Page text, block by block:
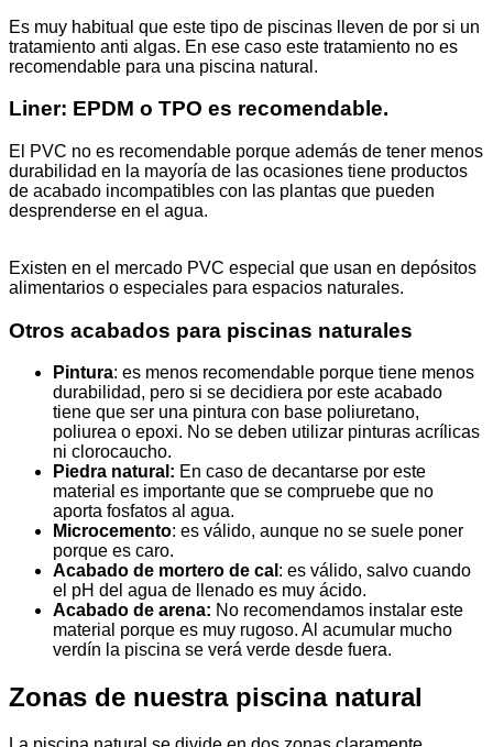
Es muy habitual que este tipo de piscinas lleven de por si un
tratamiento anti algas. En ese caso este tratamiento no es
recomendable para una piscina natural.
Liner: EPDM o TPO es recomendable.
El PVC no es recomendable porque además de tener menos
durabilidad en la mayoría de las ocasiones tiene productos
de acabado incompatibles con las plantas que pueden
desprenderse en el agua.
Existen en el mercado PVC especial que usan en depósitos
alimentarios o especiales para espacios naturales.
Otros acabados para piscinas naturales
Pintura: es menos recomendable porque tiene menos
durabilidad, pero si se decidiera por este acabado
tiene que ser una pintura con base poliuretano,
poliurea o epoxi. No se deben utilizar pinturas acrílicas
ni clorocaucho.
Piedra natural: En caso de decantarse por este
material es importante que se compruebe que no
aporta fosfatos al agua.
Microcemento: es válido, aunque no se suele poner
porque es caro.
Acabado de mortero de cal : es válido, salvo cuando
el pH del agua de llenado es muy ácido.
Acabado de arena: No recomendamos instalar este
material porque es muy rugoso. Al acumular mucho
verdín la piscina se verá verde desde fuera.
Zonas de nuestra piscina natural